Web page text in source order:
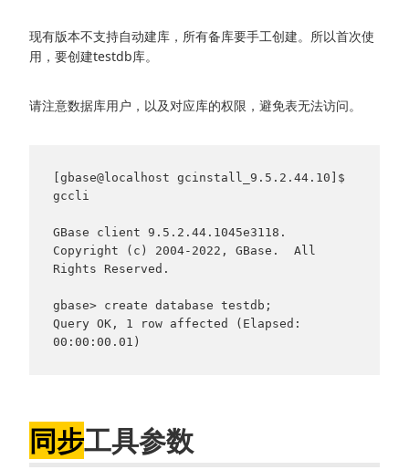
现有版本不支持自动建库，所有备库要手工创建。所以首次使
用，要创建testdb库。
请注意数据库用户，以及对应库的权限，避免表无法访问。
[gbase@localhost gcinstall_9.5.2.44.10]$
gccli
GBase client 9.5.2.44.1045e3118.
Copyright (c) 2004-2022, GBase.  All
Rights Reserved.
gbase> create database testdb;
Query OK, 1 row affected (Elapsed:
同步工具参数